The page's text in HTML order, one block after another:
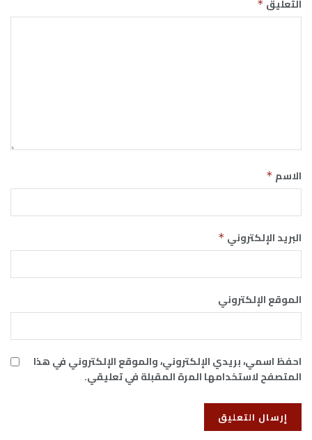
التعليق *
الاسم *
البريد الإلكتروني *
الموقع الإلكتروني
احفظ اسمي، بريدي الإلكتروني، والموقع الإلكتروني في هذا
المتصفح لاستخدامها المرة المقبلة في تعليقي.